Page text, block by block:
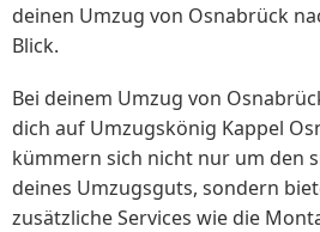
deinen Umzug von Osnabrück
Blick.
Bei deinem Umzug von
dich auf Umzugskönig Kappel
kümmern sich nicht nur um den
deines Umzugsguts, sondern
zusätzliche Services wie die